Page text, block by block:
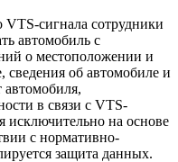
сигнала сотрудники
автомобиль с
о местоположении и
сведения об автомобиле и
в связи с VTS-
исключительно на основе
с нормативно-
защита данных.